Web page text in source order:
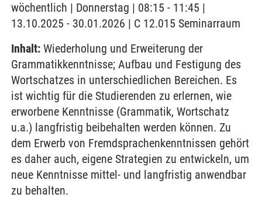
wöchentlich | Donnerstag | 08:15 - 11:45 |
13.10.2025 - 30.01.2026 | C 12.015 Seminarraum
Inhalt: Wiederholung und Erweiterung der
Grammatikkenntnisse; Aufbau und Festigung des
Wortschatzes in unterschiedlichen Bereichen. Es
ist wichtig für die Studierenden zu erlernen, wie
erworbene Kenntnisse (Grammatik, Wortschatz
u.a.) langfristig beibehalten werden können. Zu
dem Erwerb von Fremdsprachenkenntnissen gehört
es daher auch, eigene Strategien zu entwickeln, um
neue Kenntnisse mittel- und langfristig anwendbar
zu behalten.